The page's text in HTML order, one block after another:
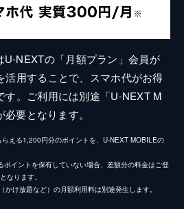
U-NEXTの「月額プラン」会員が
活用することで、スマホ代がお得
す。ご利用には別途「U-NEXT M
要となります。
える1,200円分のポイントを、U-NEXT MOBILEの
イントを保有していない場合、差額分の料金はご登
なります。
け放題など）の月額利用料は別途発生します。